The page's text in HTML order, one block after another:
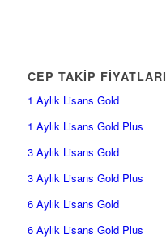
CEP TAKİP FİYATLARI
1 Aylık Lisans Gold
1 Aylık Lisans Gold Plus
3 Aylık Lisans Gold
3 Aylık Lisans Gold Plus
6 Aylık Lisans Gold
6 Aylık Lisans Gold Plus